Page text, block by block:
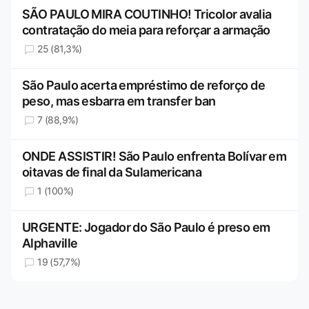
SÃO PAULO MIRA COUTINHO! Tricolor avalia
contratação do meia para reforçar a armação
25 (81,3%)
São Paulo acerta empréstimo de reforço de
peso, mas esbarra em transfer ban
7 (88,9%)
ONDE ASSISTIR! São Paulo enfrenta Bolívar em
oitavas de final da Sulamericana
1 (100%)
URGENTE: Jogador do São Paulo é preso em
Alphaville
19 (57,7%)